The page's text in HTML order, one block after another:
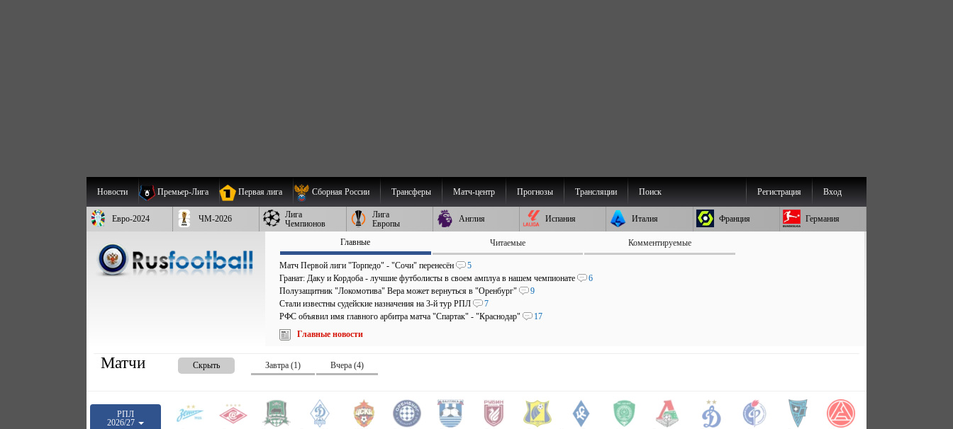
Новости Премьер-Лига Первая лига Сборная России Трансферы Матч-центр Прогнозы Трансляции Поиск Вход
Регистрация
Евро-2024 ЧМ-2026
Лига
Чемпионов
Лига
Европы
Англия Испания Италия Франция Германия
Главные Читаемые Комментируемые
Матч Первой лиги "Торпедо" - "Сочи" перенесён
5
Гранат: Даку и Кордоба - лучшие футболисты в своем амплуа в нашем чемпионате
6
Полузащитник "Локомотива" Вера может вернуться в "Оренбург"
9
Стали известны судейские назначения на 3-й тур РПЛ
7
РФС объявил имя главного арбитра матча "Спартак" - "Краснодар"
17
Главные новости
Матчи Скрыть Завтра (1) Вчера (4)
РПЛ
2026/27